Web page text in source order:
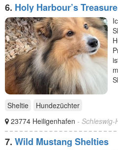
6. Holy Harbour’s Treasure
Sheltie
Hundezüchter
23774 Heiligenhafen - Schleswig-
7. Wild Mustang Shelties